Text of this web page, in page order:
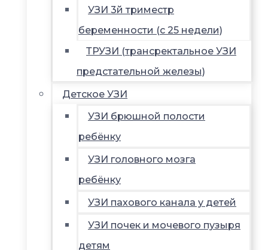
УЗИ 3й триместр
беременности (с 25 недели)
ТРУЗИ (трансректальное УЗИ
предстательной железы)
Детское УЗИ
УЗИ брюшной полости
ребёнку
УЗИ головного мозга
ребёнку
УЗИ пахового канала у детей
УЗИ почек и мочевого пузыря
детям